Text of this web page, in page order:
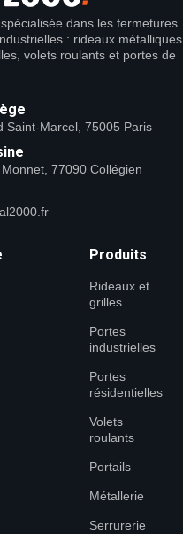
dans les fermetures
: rideaux métalliques,
volets roulants et portes de
Saint-Marcel, 75005 Paris
77090 Collégien
Produits
Rideaux et
grilles
Portes
industrielles
Portes
résidentielles
Volets
roulants
Portails
Métallerie
Serrurerie